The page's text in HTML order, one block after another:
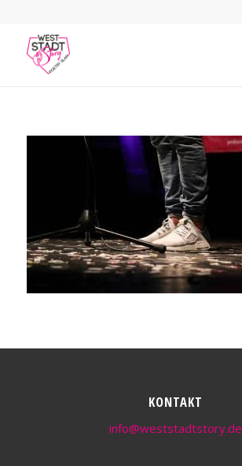
KONTAKT
info@weststadtstory.de